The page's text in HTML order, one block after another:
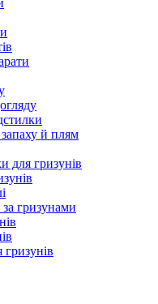
й плям
для гризунів
гризунами
гризунів